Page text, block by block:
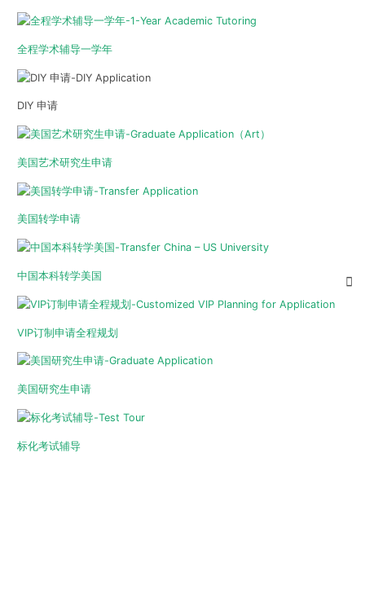
全程学术辅导一学年
DIY 申请
美国艺术研究生申请
美国转学申请
中国本科转学美国
VIP订制申请全程规划
美国研究生申请
标化考试辅导